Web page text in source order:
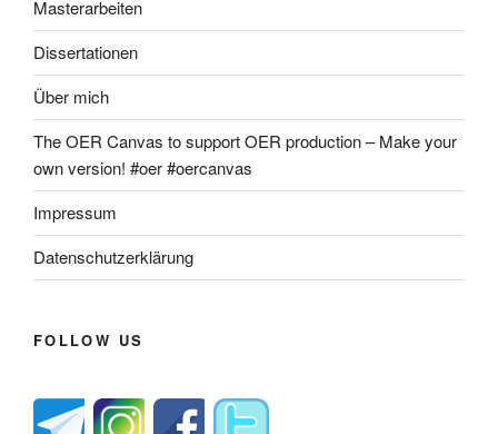
Masterarbeiten
Dissertationen
Über mich
The OER Canvas to support OER production – Make your
own version! #oer #oercanvas
Impressum
Datenschutzerklärung
FOLLOW US